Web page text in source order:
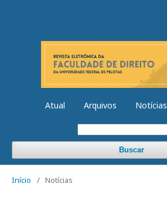
Atual Arquivos Notícias
Buscar
Início / Notícias